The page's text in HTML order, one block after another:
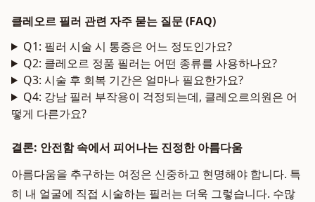
클레오르 필러 관련 자주 묻는 질문 (FAQ)
Q1: 필러 시술 시 통증은 어느 정도인가요?
Q2: 클레오르 정품 필러는 어떤 종류를 사용하나요?
Q3: 시술 후 회복 기간은 얼마나 필요한가요?
Q4: 강남 필러 부작용이 걱정되는데, 클레오르의원은 어
떻게 다른가요?
결론: 안전함 속에서 피어나는 진정한 아름다움
아름다움을 추구하는 여정은 신중하고 현명해야 합니다. 특
히 내 얼굴에 직접 시술하는 필러는 더욱 그렇습니다. 수많